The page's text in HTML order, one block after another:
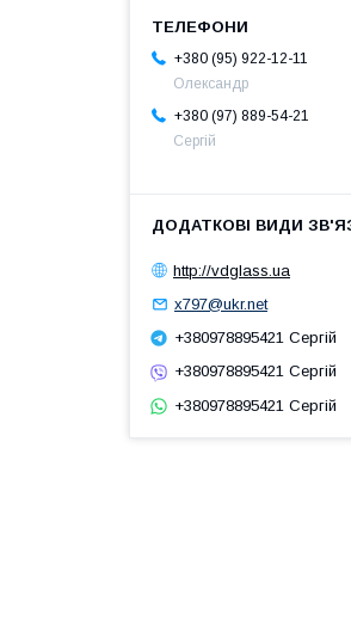
+380 (95) 922-12-11
Олександр
+380 (97) 889-54-21
Сергій
http://vdglass.ua
x797@ukr.net
+380978895421 Сергій
+380978895421 Сергій
+380978895421 Сергій